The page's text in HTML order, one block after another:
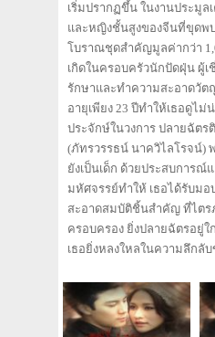
เริ่มปรากฏขึ้น ในงานประมูล
และหญิงชั้นสูงของจีนที่ขุดพ
โบราณชุดสำคัญมูลค่ากว่า
เกิดในครอบครัวนักปัดฝุ่น ผู้
รักษาและทำความสะอาดวัต
อายุเพียง 23 ปีทำให้เธอดูไ
ประจักษ์ในวงการ ปลายฉัตร
(ภัทรวรรธน์ นาควิไลโรจน์)
ยังเป็นเด็ก ด้วยประสบการ
มหัศจรรย์ทำให้ เธอได้รับม
สะอาดสมบัติชิ้นสำคัญ ที่ไตร
ครอบครอง ยิ่งปลายฉัตรอยู่
เธอยิ่งหลงใหลในความลึกลั